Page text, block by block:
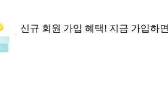
신규 회원 가입 혜택! 지금 가입하면